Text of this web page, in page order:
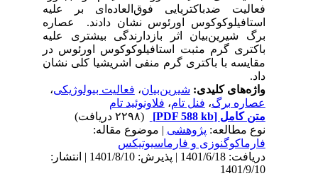
فعالیت ضدباکتریایی فوق‌العاده‌ای بر علیه
استافیلوکوکوس اورئوس نشان دادند. ‌ عصاره
برگ شیرین‌بیان اثر بازدارندگی بیشتری علیه
باکتری گرم مثبت استافیلوکوکوس اورئوس در
مقایسه با باکتری گرم منفی اشریشیا کلی نشان
واژه‌های کلیدی:شیرین‌بیان،فعالیت بیولوژیکی،
عصاره برگ،فنل تام ،فلاونوئید تام
متن کامل[PDF 588 kb]
(۲۲۹۸ دریافت)
نوع مطالعه:پژوهشی| موضوع مقاله:
فارماكوگنوزی و فارماسيوتيكس
دریافت: 1401/6/18 | پذیرش: 1401/8/10 | انتشار:
1401/9/10